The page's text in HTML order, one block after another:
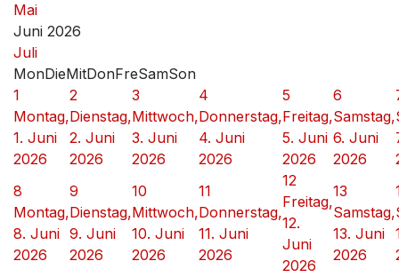
Mai
Juni 2026
Juli
MonDieMitDonFreSamSon
1
Montag,
1. Juni
2026
2
Dienstag,
2. Juni
2026
3
Mittwoch,
3. Juni
2026
4
Donnerstag,
4. Juni
2026
5
Freitag,
5. Juni
2026
6
Samstag,
6. Juni
2026
8
Montag,
8. Juni
2026
9
Dienstag,
9. Juni
2026
10
Mittwoch,
10. Juni
2026
11
Donnerstag,
11. Juni
2026
12
Freitag,
12.
Juni
2026
13
Samstag,
13. Juni
2026